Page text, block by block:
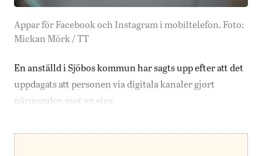
Appar för Facebook och Instagram i mobiltelefon. Foto:
Mickan Mörk / TT
En anställd i Sjöbos kommun har sagts upp efter att det
uppdagats att personen via digitala kanaler gjort
närmanden mot en elev.